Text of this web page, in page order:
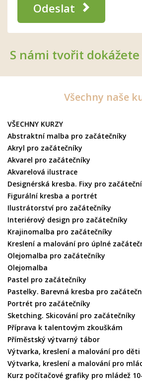
Odeslat
S námi tvořit dokážete
Všechny naše
VŠECHNY KURZY
Abstraktní malba pro začátečníky
Akryl pro začátečníky
Akvarel pro začátečníky
Akvarelová ilustrace
Designérská kresba. Fixy pro
Figurální kresba a portrét
Ilustrátorství pro začátečníky
Interiérový design pro začátečníky
Krajinomalba pro začátečníky
Kreslení a malování pro úplné
Olejomalba pro začátečníky
Olejomalba
Pastel pro začátečníky
Pastelky. Barevná kresba pro
Portrét pro začátečníky
Sketching. Skicování pro začátečníky
Příprava k talentovým zkouškám
Příměstský výtvarný tábor
Výtvarka, kreslení a malování pro děti
Výtvarka, kreslení a malování pro
Kurz počítačové grafiky pro mládež